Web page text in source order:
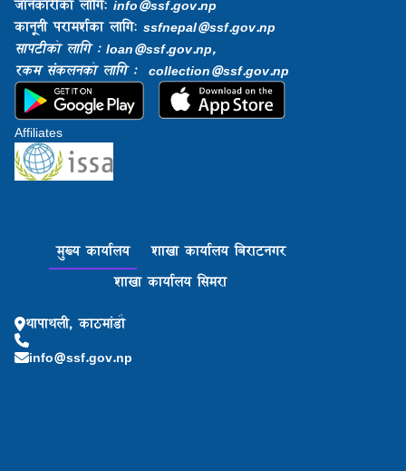
जानकारीका लागि: info@ssf.gov.np​
कानूनी परामर्शका लागि: ssfnepal@ssf.gov.np​
सापटीको लागि : loan@ssf.gov.np,
रकम संकलनको लागि : collection@ssf.gov.np
Affiliates
मुख्य कार्यालय
शाखा कार्यालय बिराटनगर
शाखा कार्यालय सिमरा
थापाथली, काठमांडौ
info@ssf.gov.np